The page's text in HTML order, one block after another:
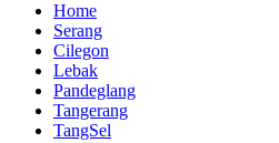
Home
Serang
Cilegon
Lebak
Pandeglang
Tangerang
TangSel